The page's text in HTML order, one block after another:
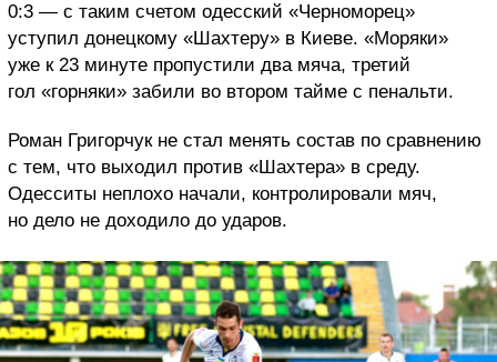
0:3 — с таким счетом одесский «Черноморец»
уступил донецкому «Шахтеру» в Киеве. «Моряки»
уже к 23 минуте пропустили два мяча, третий
гол «горняки» забили во втором тайме с пенальти.
Роман Григорчук не стал менять состав по сравнению
с тем, что выходил против «Шахтера» в среду.
Одесситы неплохо начали, контролировали мяч,
но дело не доходило до ударов.